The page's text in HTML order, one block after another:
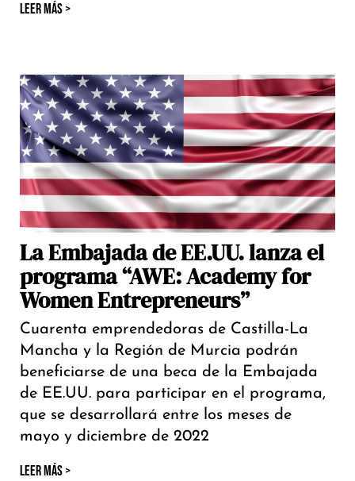
LEER MÁS >
La Embajada de EE.UU. lanza el
programa “AWE: Academy for
Women Entrepreneurs”
Cuarenta emprendedoras de Castilla-La
Mancha y la Región de Murcia podrán
beneficiarse de una beca de la Embajada
de EE.UU. para participar en el programa,
que se desarrollará entre los meses de
mayo y diciembre de 2022
LEER MÁS >